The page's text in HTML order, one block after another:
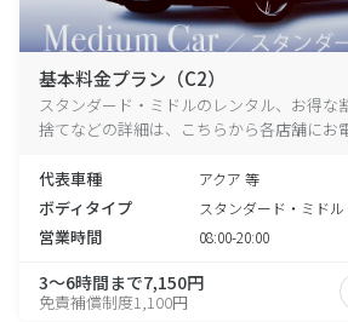
基本料金プラン（C2）
スタンダード・ミドルのレンタル、お得な
捨てなどの詳細は、こちらから各店舗にお
代表車種 アクア 等
ボディタイプ スタンダード・ミドル
営業時間 08:00-20:00
3～6時間まで7,150円
免責補償制度1,100円